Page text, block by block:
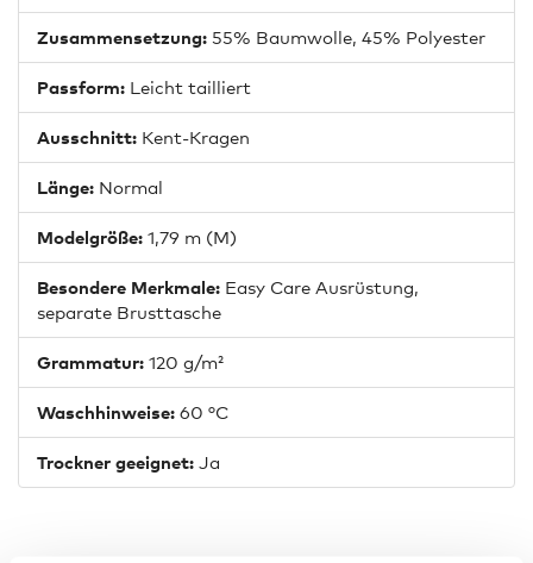
Zusammensetzung: 55% Baumwolle, 45% Polyester
Passform: Leicht tailliert
Ausschnitt: Kent-Kragen
Länge: Normal
Modelgröße: 1,79 m (M)
Besondere Merkmale: Easy Care Ausrüstung,
separate Brusttasche
Grammatur: 120 g/m²
Waschhinweise: 60 °C
Trockner geeignet: Ja